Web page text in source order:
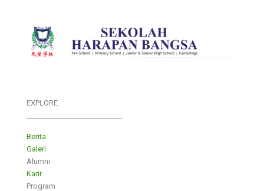
EXPLORE
Berita
Galeri
Alumni
Karir
Program